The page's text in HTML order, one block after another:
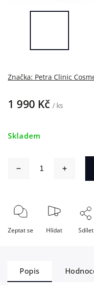
Značka: Petra Clinic
1 990 Kč / ks
Skladem
Zeptat se Hlídat Sdílet
Popis